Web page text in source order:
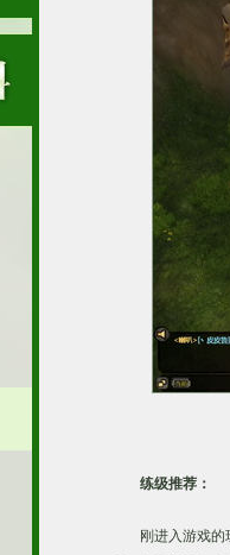
练级推荐：
刚进入游戏